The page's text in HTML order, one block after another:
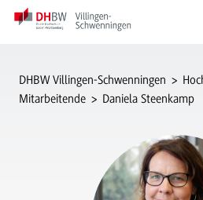
DHBW Villingen-Schwenningen
Mitarbeitende
Daniela Steenkamp